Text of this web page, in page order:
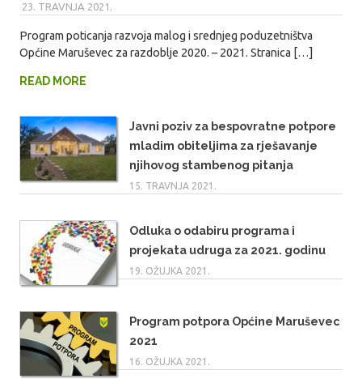
23. TRAVNJA 2021.
Program poticanja razvoja malog i srednjeg poduzetništva
Općine Maruševec za razdoblje 2020. – 2021. Stranica […]
READ MORE
Javni poziv za bespovratne potpore
mladim obiteljima za rješavanje
njihovog stambenog pitanja
15. TRAVNJA 2021.
Odluka o odabiru programa i
projekata udruga za 2021. godinu
19. OŽUJKA 2021.
Program potpora Općine Maruševec
2021
16. OŽUJKA 2021.